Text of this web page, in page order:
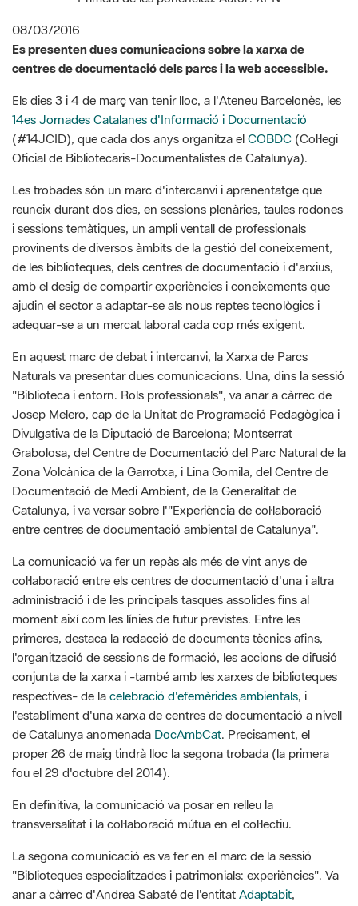
centres de documentació dels parcs i la web accessible.
Els dies 3 i 4 de març van tenir lloc, a l'Ateneu Barcelonès, les
14es Jornades Catalanes d'Informació i Documentació
(#14JCID), que cada dos anys organitza el
Oficial de Bibliotecaris-Documentalistes de Catalunya).
Les trobades són un marc d'intercanvi i aprenentatge que
reuneix durant dos dies, en sessions plenàries, taules rodones
i sessions temàtiques, un ampli ventall de professionals
provinents de diversos àmbits de la gestió del coneixement,
de les biblioteques, dels centres de documentació i d'arxius,
amb el desig de compartir experiències i coneixements que
ajudin el sector a adaptar-se als nous reptes tecnològics i
adequar-se a un mercat laboral cada cop més exigent.
En aquest marc de debat i intercanvi, la Xarxa de Parcs
Naturals va presentar dues comunicacions. Una, dins la sessió
"Biblioteca i entorn. Rols professionals", va anar a càrrec de
Josep Melero, cap de la Unitat de Programació Pedagògica i
Divulgativa de la Diputació de Barcelona; Montserrat
Grabolosa, del Centre de Documentació del Parc Natural de la
Zona Volcànica de la Garrotxa, i Lina Gomila, del Centre de
Documentació de Medi Ambient, de la Generalitat de
Catalunya, i va versar sobre l'"Experiència de col·laboració
entre centres de documentació ambiental de Catalunya".
La comunicació va fer un repàs als més de vint anys de
col·laboració entre els centres de documentació d'una i altra
administració i de les principals tasques assolides fins al
moment així com les línies de futur previstes. Entre les
primeres, destaca la redacció de documents tècnics afins,
l'organització de sessions de formació, les accions de difusió
conjunta de la xarxa i -també amb les xarxes de biblioteques
respectives- de la celebració d'efemèrides ambientals, i
l'establiment d'una xarxa de centres de documentació a nivell
de Catalunya anomenadaDocAmbCat. Precisament, el
proper 26 de maig tindrà lloc la segona trobada (la primera
fou el 29 d'octubre del 2014).
En definitiva, la comunicació va posar en relleu la
transversalitat i la col·laboració mútua en el col·lectiu.
La segona comunicació es va fer en el marc de la sessió
"Biblioteques especialitzades i patrimonials: experiències". Va
vinculada a la Universitat de Barcelona, amb el títol "Avaluació
de l'accessibilitat de la web dels Parcs Naturals de la Diputació
de Barcelona". Aquesta entitat està realitzant una diagnosi per